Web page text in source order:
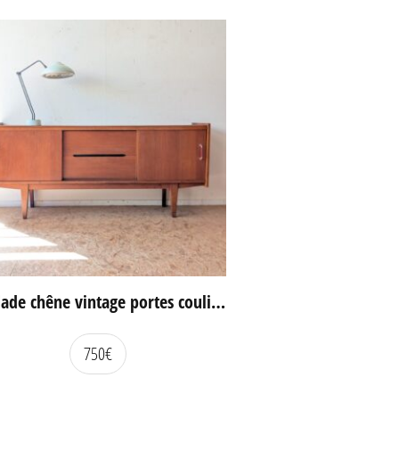
Enfilade chêne vintage portes coulissantes
750€